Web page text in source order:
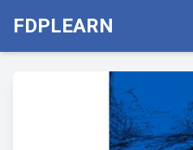
FDPLEARN